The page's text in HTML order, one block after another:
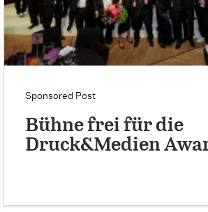
Sponsored Post
Bühne frei für die
Druck&Medien